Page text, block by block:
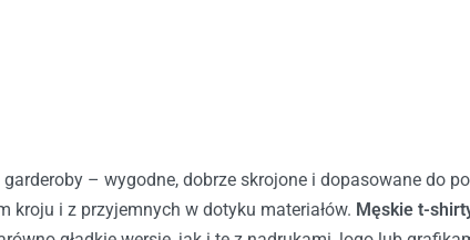
– wygodne, dobrze skrojone i dopasowane do
kroju i z przyjemnych w dotyku materiałów. Męskie t-